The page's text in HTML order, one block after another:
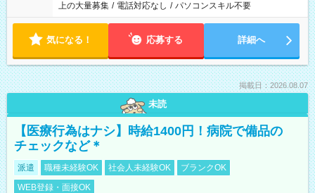
上の大量募集 / 電話対応なし / パソコンスキル不要
気になる！ 応募する 詳細へ
掲載日：2026.08.07
未読
【医療行為はナシ】時給1400円！病院で備品の
チェックなど＊
派遣 職種未経験OK 社会人未経験OK
ブランクOK
WEB登録・面接OK